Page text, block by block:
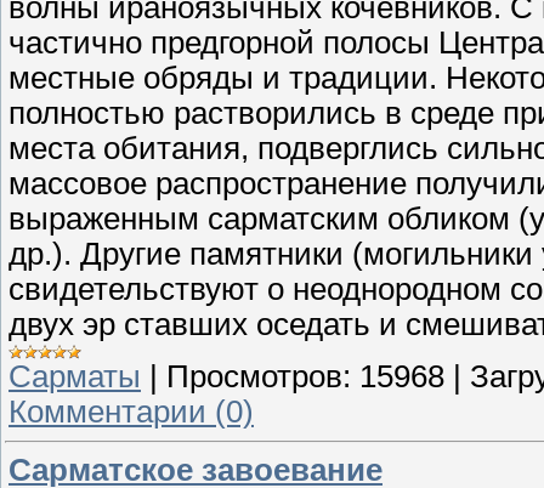
волны ираноязычных кочевников. С
частично предгорной полосы
местные обряды и традиции.
полностью растворились в среде
места обитания, подверглись
массовое распространение
выраженным сарматским обликом (у
др.). Другие памятники
свидетельствуют о неоднородном
двух эр ставших оседать и
Сарматы
Просмотров: 15968
Комментарии (0)
Сарматское завоевание